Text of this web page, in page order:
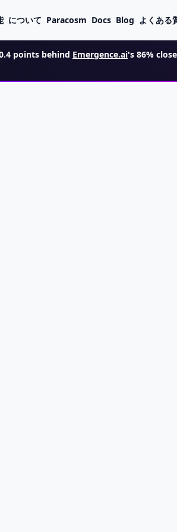
について Paracosm Docs Blog よくある
points behind Emergence.ai's 86%